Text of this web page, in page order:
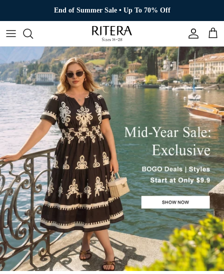
End of Summer Sale • Up To 70% Off
Compte